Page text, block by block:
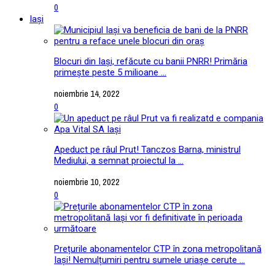
0
Iași
Blocuri din Iași, refăcute cu banii PNRR! Primăria
primește peste 5 milioane ...
noiembrie 14, 2022
0
Apeduct pe râul Prut! Tanczos Barna, ministrul
Mediului, a semnat proiectul la ...
noiembrie 10, 2022
0
Prețurile abonamentelor CTP în zona metropolitană
Iași! Nemulțumiri pentru sumele uriașe cerute ...